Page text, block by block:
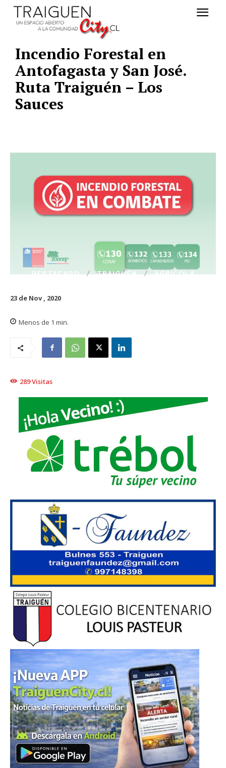
Incendio Forestal en
Antofagasta y San José.
Ruta Traiguén – Los
Sauces
DESTACADO TRAIGUÉN AGRÍCOLA
23 de Nov , 2020
Menos de 1 min.
289Visitas